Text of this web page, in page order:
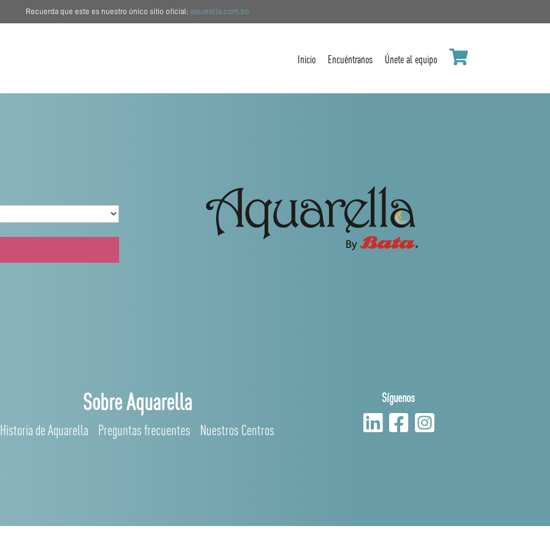
Recuerda que este es nuestro único sitio oficial: aquarella.com.bo
Inicio Encuéntranos Únete al equipo
Sobre Aquarella
Historia de Aquarella Preguntas frecuentes Nuestros Centros
Síguenos